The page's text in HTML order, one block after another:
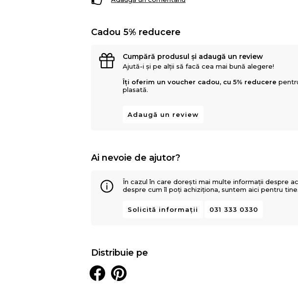
Indicata ptr toate pozitiile de somn:
Structura;
Cadou 5% reducere
Cumpără produsul și adaugă un review
Ajută-i și pe alții să facă cea mai bună alegere!
Îți oferim un voucher cadou, cu 5% reducere
plasată.
Adaugă un review
Ai nevoie de ajutor?
În cazul în care dorești mai multe informații despre
despre cum îl poți achiziționa, suntem aici pentru tine.
Solicită informații 031 333 0330
Distribuie pe